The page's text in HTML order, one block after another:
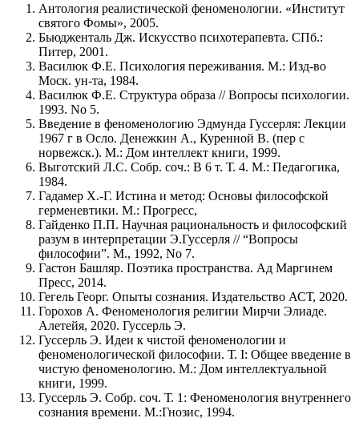
Антология реалистической феноменологии. «Институт
святого Фомы», 2005.
Бьюдженталь Дж. Искусство психотерапевта. СПб.:
Питер, 2001.
Василюк Ф.Е. Психология переживания. М.: Изд-во
Моск. ун-та, 1984.
Василюк Ф.Е. Структура образа // Вопросы психологии.
1993. No 5.
Введение в феноменологию Эдмунда Гуссерля: Лекции
1967 г в Осло. Денежкин А., Куренной В. (пер с
норвежск.). М.: Дом интеллект книги, 1999.
Выготский Л.С. Собр. соч.: В 6 т. Т. 4. М.: Педагогика,
1984.
Гадамер Х.-Г. Истина и метод: Основы философской
герменевтики. М.: Прогресс,
Гайденко П.П. Научная рациональность и философский
разум в интерпретации Э.Гуссерля // “Вопросы
философии”. М., 1992, No 7.
Гастон Башляр. Поэтика пространства. Ад Маргинем
Пресс, 2014.
Гегель Георг. Опыты сознания. Издательство АСТ, 2020.
Горохов А. Феноменология религии Мирчи Элиаде.
Алетейя, 2020. Гуссерль Э.
Гуссерль Э. Идеи к чистой феноменологии и
феноменологической философии. Т. I: Общее введение в
чистую феноменологию. М.: Дом интеллектуальной
книги, 1999.
Гуссерль Э. Собр. соч. Т. 1: Феноменология внутреннего
сознания времени. М.:Гнозис, 1994.